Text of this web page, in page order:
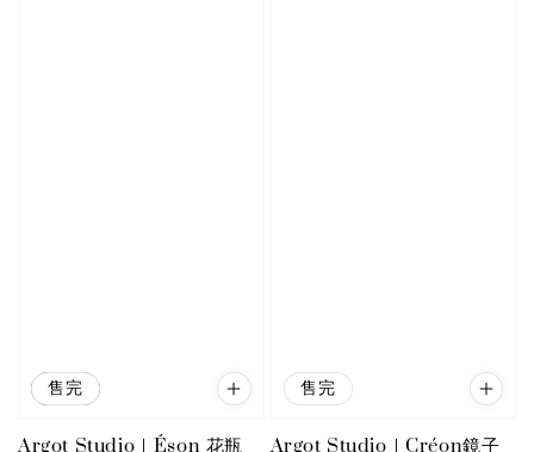
優惠
售完
Argot Studio｜Éson 花瓶
售完
Argot Studio｜Créon鏡子